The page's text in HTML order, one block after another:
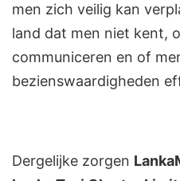
men zich veilig kan
land dat men niet kent,
communiceren en of
bezienswaardigheden
Dergelijke zorgen